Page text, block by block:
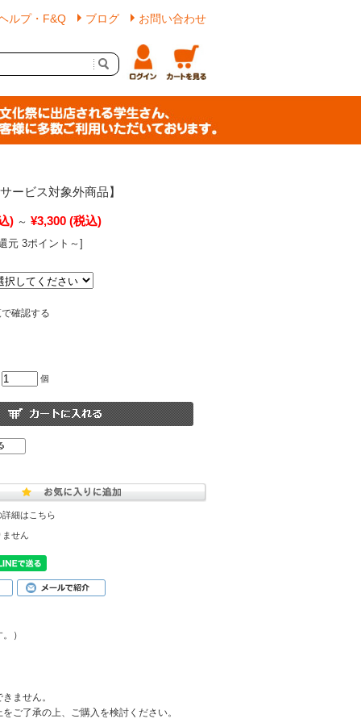
ルプ・F&Q ブログ お問い合わせ
ービス対象外商品】
) ～ ¥3,300 (税込)
元 3ポイント～]
確認する
個
細はこちら
ません
）
ません。
ご了承の上、ご購入を検討ください。